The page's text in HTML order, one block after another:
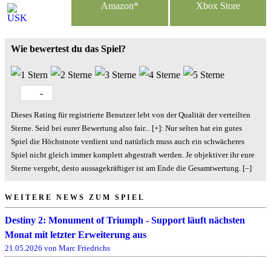
Amazon* Xbox Store
Wie bewertest du das Spiel?
-
Dieses Rating für registrierte Benutzer lebt von der Qualität der verteilten
Sterne. Seid bei eurer Bewertung also fair... [+]: Nur selten hat ein gutes
Spiel die Höchstnote verdient und natürlich muss auch ein schwächeres
Spiel nicht gleich immer komplett abgestraft werden. Je objektiver ihr eure
Sterne vergebt, desto aussagekräftiger ist am Ende die Gesamtwertung. [–]
WEITERE NEWS ZUM SPIEL
Destiny 2: Monument of Triumph - Support läuft nächsten
Monat mit letzter Erweiterung aus
21.05.2026 von Marc Friedrichs